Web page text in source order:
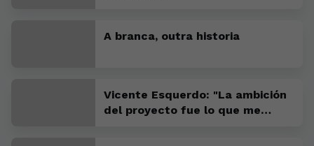
A branca, outra historia
Vicente Esquerdo: "La ambición
del proyecto fue lo que me